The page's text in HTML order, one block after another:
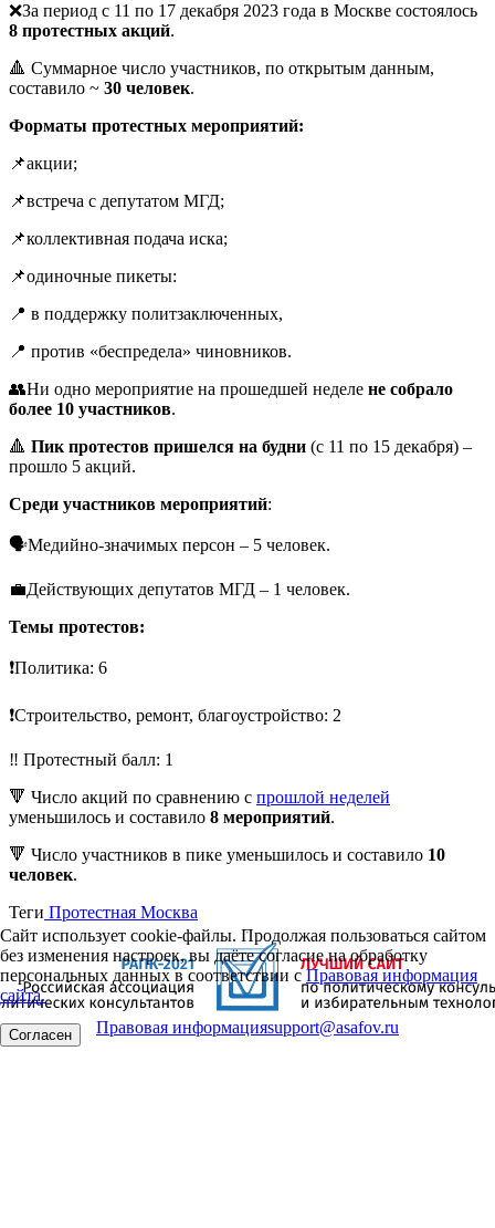
❌За период с 11 по 17 декабря 2023 года в Москве состоялось
8 протестных акций.
🔺 Суммарное число участников, по открытым данным,
составило ~ 30 человек.
Форматы протестных мероприятий:
📌акции;
📌встреча с депутатом МГД;
📌коллективная подача иска;
📌одиночные пикеты:
📍 в поддержку политзаключенных,
📍 против «беспредела» чиновников.
👥Ни одно мероприятие на прошедшей неделе не собрало
более 10 участников.
🔺 Пик протестов пришелся на будни (с 11 по 15 декабря) –
прошло 5 акций.
Среди участников мероприятий:
🗣Медийно-значимых персон – 5 человек.
💼Действующих депутатов МГД – 1 человек.
Темы протестов:
❗️Политика: 6
❗️Строительство, ремонт, благоустройство: 2
‼️ Протестный балл: 1
🔻 Число акций по сравнению с прошлой неделей
уменьшилось и составило 8 мероприятий.
🔻 Число участников в пике уменьшилось и составило 10
человек.
Теги Протестная Москва
Сайт использует cookie-файлы. Продолжая пользоваться сайтом
без изменения настроек, вы даёте согласие на обработку
персональных данных в соответствии сПравовая информация
сайта.
Согласен Правовая информацияsupport@asafov.ru